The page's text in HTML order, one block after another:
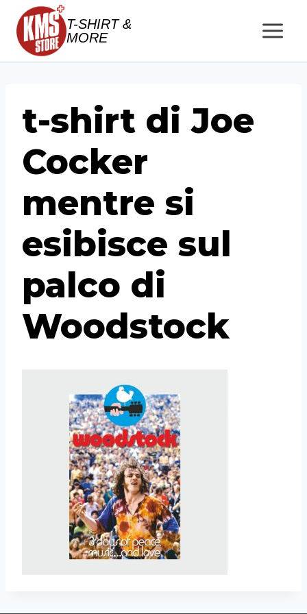
Salta
contenuto
T-SHIRT &
MORE
t-shirt di Joe
Cocker
mentre si
esibisce sul
palco di
Woodstock